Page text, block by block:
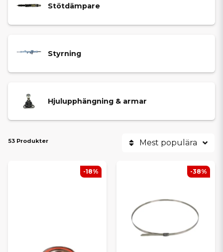
Stötdämpare
Styrning
Hjulupphängning & armar
53 Produkter Mest populära
-18% -38%